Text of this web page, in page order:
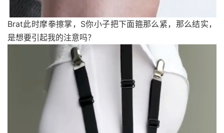
Brat此时摩拳擦掌，S你小子把下面箍那么紧，那么结实，
是想要引起我的注意吗？